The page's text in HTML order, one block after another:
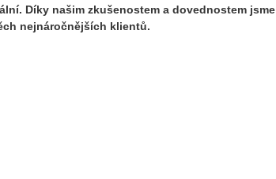
Díky našim zkušenostem a dovednostem jsme
nejnáročnějších klientů.